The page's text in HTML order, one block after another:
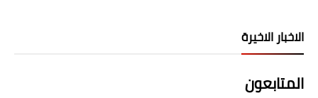
الاخبار الاخيرة
المتابعون